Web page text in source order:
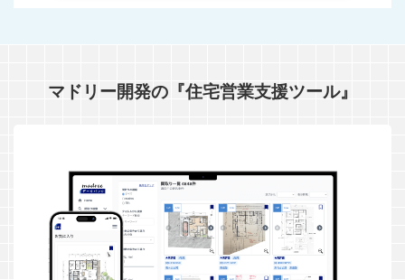
マドリー開発の『住宅営業支援ツール』